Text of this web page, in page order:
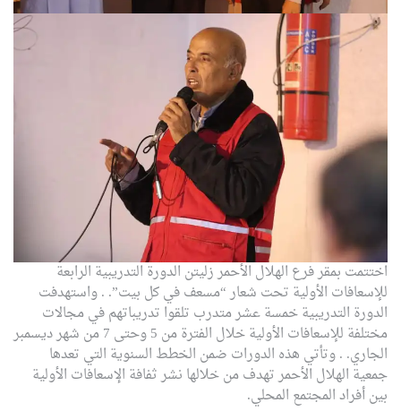
اختتمت بمقر فرع الهلال الأحمر زليتن الدورة التدريبية الرابعة
للإسعافات الأولية تحت شعار “مسعف في كل بيت”. .واستهدفت
الدورة التدريبية خمسة عشر متدرب تلقوا تدريباتهم في مجالات
مختلفة للإسعافات الأولية خلال الفترة من 5 وحتى 7 من شهر ديسمبر
الجاري. .وتأتي هذه الدورات ضمن الخطط السنوية التي تعدها
جمعية الهلال الأحمر تهدف من خلالها نشر ثفافة الإسعافات الأولية
بين أفراد المجتمع المحلي.